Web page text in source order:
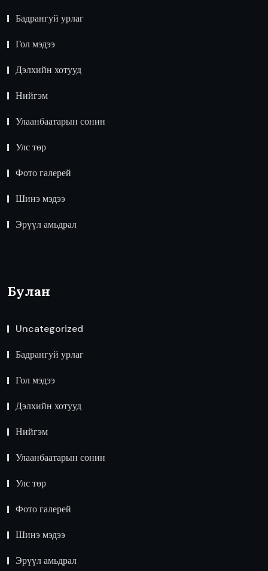
Бадрангуй урлаг
Гол мэдээ
Дэлхийн хотууд
Нийгэм
Улаанбаатарын сонин
Улс төр
Фото галерей
Шинэ мэдээ
Эрүүл амьдрал
Булан
Uncategorized
Бадрангуй урлаг
Гол мэдээ
Дэлхийн хотууд
Нийгэм
Улаанбаатарын сонин
Улс төр
Фото галерей
Шинэ мэдээ
Эрүүл амьдрал